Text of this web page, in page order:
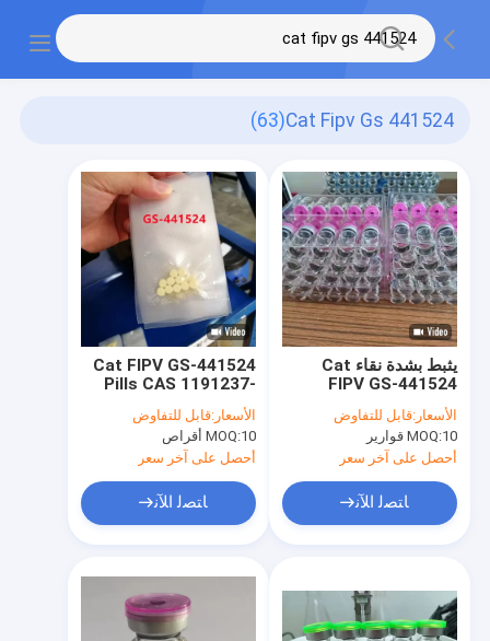
Cat Fipv Gs 441524
(63)
Cat FIPV GS-441524
Pills CAS 1191237-
69-0 Cure For Fip In
Cats
الأسعار:قابل للتفاوض
MOQ:10 أقراص
أحصل على آخر سعر
ﺎﺘﺼﻟ ﺍﻶﻧ
يثبط بشدة نقاء Cat
FIPV GS-441524
20mg / ML
الأسعار:قابل للتفاوض
MOQ:10 قوارير
أحصل على آخر سعر
ﺎﺘﺼﻟ ﺍﻶﻧ